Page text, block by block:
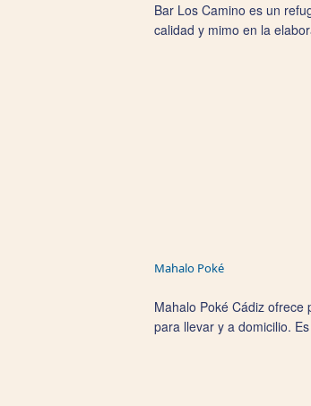
Bar Los Camino es un
calidad y mimo en la
Mahalo Poké
Mahalo Poké Cádiz
para llevar y a domicilio.